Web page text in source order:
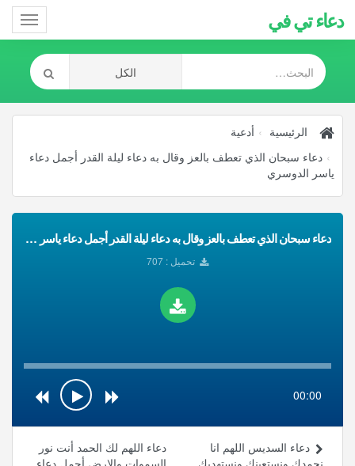
دعاء تي في
الرئيسية
أدعية
دعاء سبحان الذي تعطف بالعز وقال به دعاء ليلة القدر أجمل دعاء
ياسر الدوسري
دعاء سبحان الذي تعطف بالعز وقال به دعاء ليلة القدر أجمل دعاء ياسر الدوسري تحميل Mp3
تحميل : 707
00:00
دعاء اللهم لك الحمد أنت نور
دعاء السديس اللهم انا